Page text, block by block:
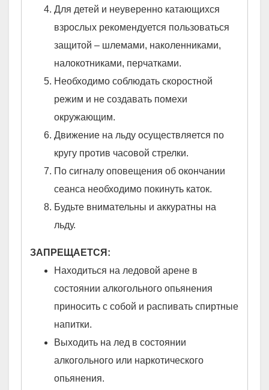
Для детей и неуверенно катающихся
взрослых рекомендуется пользоваться
защитой – шлемами, наколенниками,
налокотниками, перчатками.
Необходимо соблюдать скоростной
режим и не создавать помехи
окружающим.
Движение на льду осуществляется по
кругу против часовой стрелки.
По сигналу оповещения об окончании
сеанса необходимо покинуть каток.
Будьте внимательны и аккуратны на
льду.
ЗАПРЕЩАЕТСЯ:
Находиться на ледовой арене в
состоянии алкогольного опьянения
приносить с собой и распивать спиртные
напитки.
Выходить на лед в состоянии
алкогольного или наркотического
опьянения.